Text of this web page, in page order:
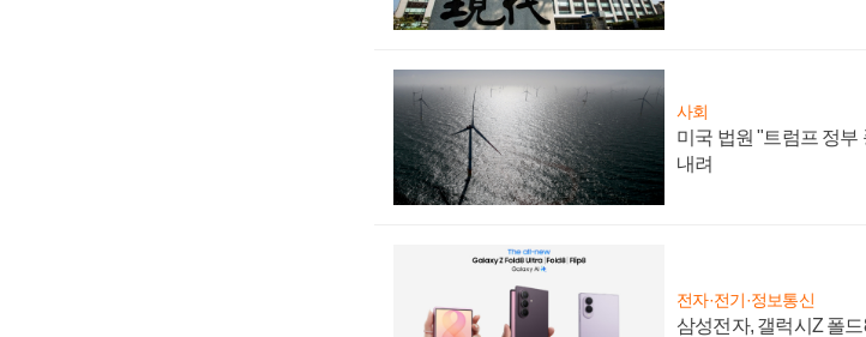
사회
미국 법원 "트럼프 정부
내려
전자·전기·정보통신
삼성전자, 갤럭시Z 폴